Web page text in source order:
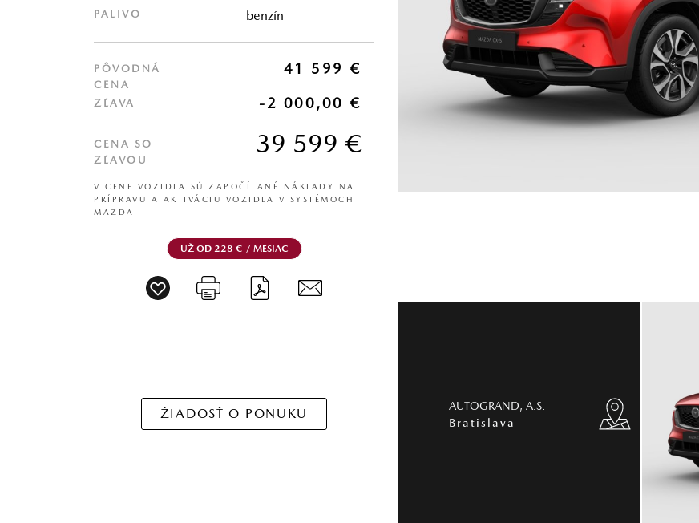
PALIVO benzín
PÔVODNÁ
CENA
41 599 €
ZĽAVA -2 000,00 €
CENA SO
ZĽAVOU
39 599 €
V CENE VOZIDLA SÚ ZAPOČÍTANÉ NÁKLADY NA
PRÍPRAVU A AKTIVÁCIU VOZIDLA V SYSTÉMOCH
MAZDA
UŽ OD 228 € / MESIAC
ŽIADOSŤ O PONUKU
AUTOGRAND, A.S.
Bratislava